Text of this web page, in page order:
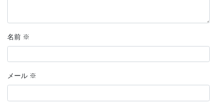
名前 ※
メール ※